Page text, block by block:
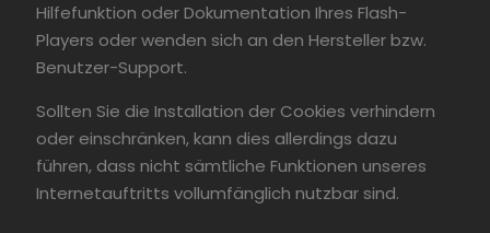
Hilfefunktion oder Dokumentation Ihres Flash-
Players oder wenden sich an den Hersteller bzw.
Benutzer-Support.
Sollten Sie die Installation der Cookies verhindern
oder einschränken, kann dies allerdings dazu
führen, dass nicht sämtliche Funktionen unseres
Internetauftritts vollumfänglich nutzbar sind.